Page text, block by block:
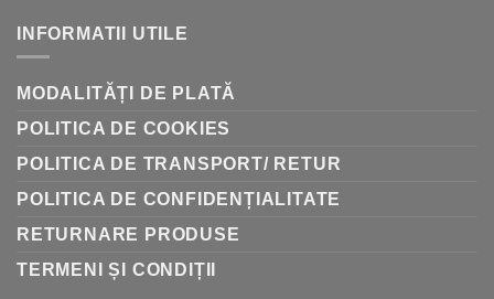
INFORMATII UTILE
MODALITĂȚI DE PLATĂ
POLITICA DE COOKIES
POLITICA DE TRANSPORT/ RETUR
POLITICA DE CONFIDENȚIALITATE
RETURNARE PRODUSE
TERMENI ȘI CONDIȚII